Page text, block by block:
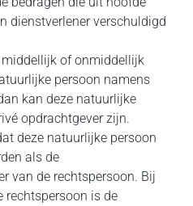
dienstverlener verschuldigd
of onmiddellijk
persoon namens
kan deze natuurlijke
opdrachtgever zijn.
deze natuurlijke persoon
als de
van de rechtspersoon. Bij
rechtspersoon is de